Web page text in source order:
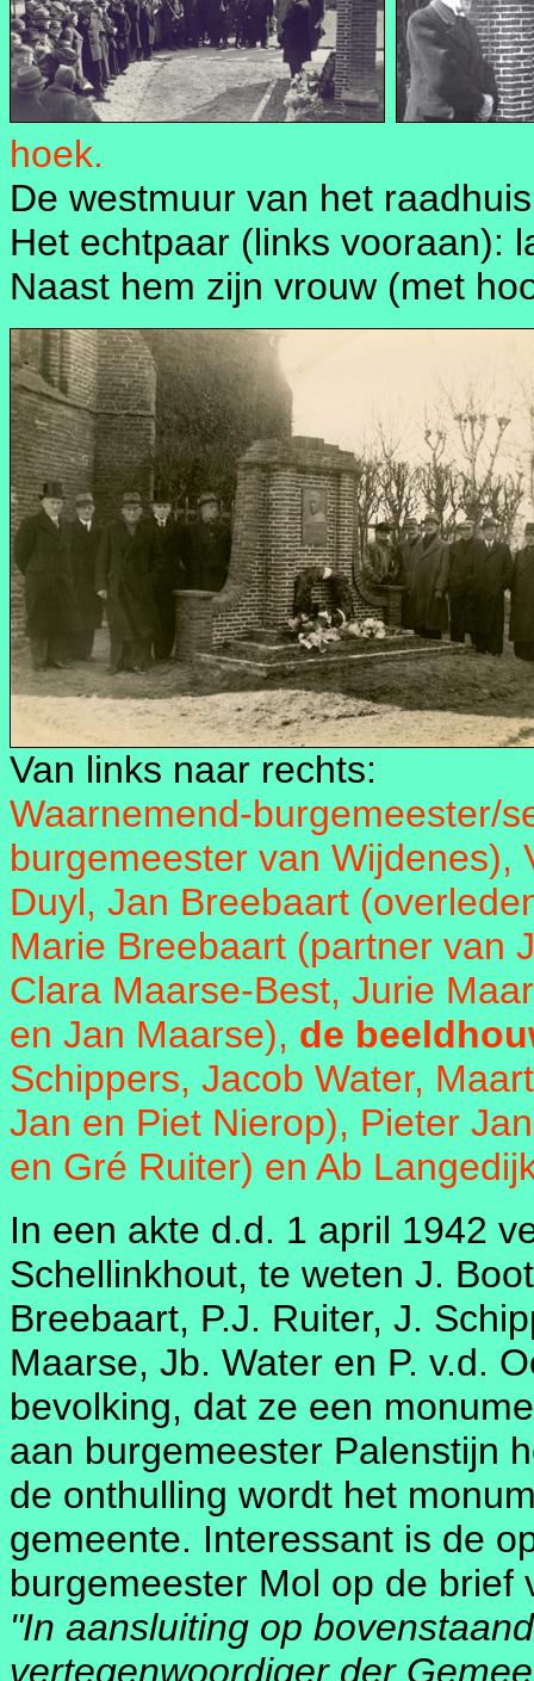
hoek.
De westmuur van het
Het echtpaar (links vooraan):
Naast hem zijn vrouw (met
Van links naar rechts:
Waarnemend-burgemeester/
burgemeester van Wijdenes),
Duyl, Jan Breebaart
Marie Breebaart (partner van
Clara Maarse-Best, Jurie
en Jan Maarse), de
Schippers, Jacob Water,
Jan en Piet Nierop), Pieter
en Gré Ruiter) en Ab
In een akte d.d. 1 april 1942
Schellinkhout, te weten J.
Breebaart, P.J. Ruiter, J.
Maarse, Jb. Water en P. v.d.
bevolking, dat ze een
aan burgemeester Palenstijn
de onthulling wordt het
gemeente. Interessant is de
burgemeester Mol op de brief
"In aansluiting op
vertegenwoordiger der